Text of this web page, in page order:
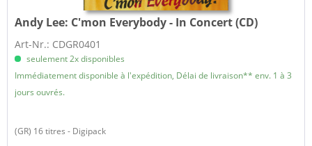
Andy Lee: C'mon Everybody - In Concert (CD)
Art-Nr.: CDGR0401
seulement 2x disponibles
Immédiatement disponible à l'expédition, Délai de livraison** env. 1 à 3
jours ouvrés.
(GR) 16 titres - Digipack